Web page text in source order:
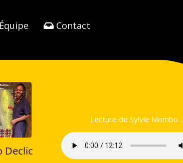
Équipe Contact
Declic
Lecture de Sylvie Mombo ..